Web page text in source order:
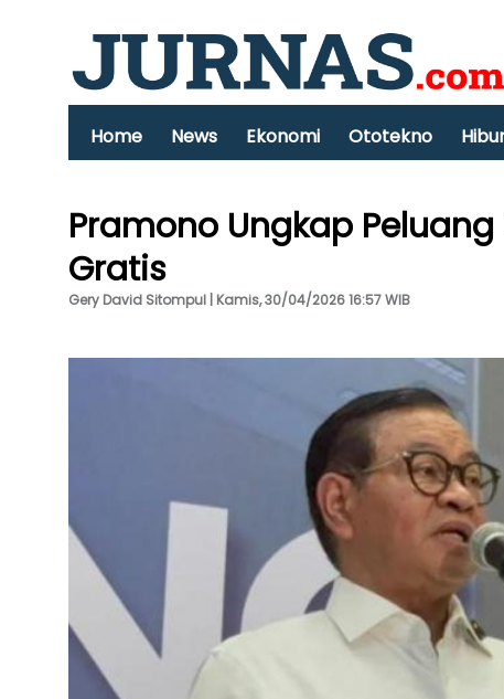
Home News Ekonomi Ototekno
Pramono Ungkap
Gratis
Gery David Sitompul | Kamis, 30/04/2026 16:57 WIB